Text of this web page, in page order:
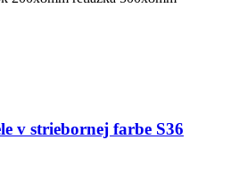
v striebornej farbe S36